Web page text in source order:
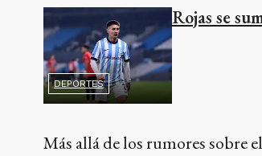
DEPORTES
Rojas se
Más allá de los rumores sobre